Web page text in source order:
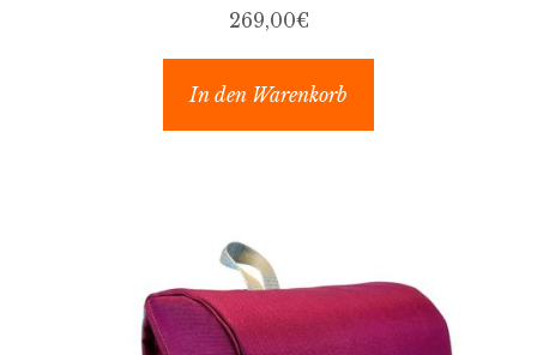
269,00€
In den Warenkorb